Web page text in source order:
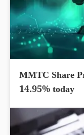
MMTC Share
14.95% today